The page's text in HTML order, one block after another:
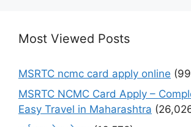
Most Viewed Posts
MSRTC ncmc card apply online
MSRTC NCMC Card Apply –
Easy Travel in Maharashtra